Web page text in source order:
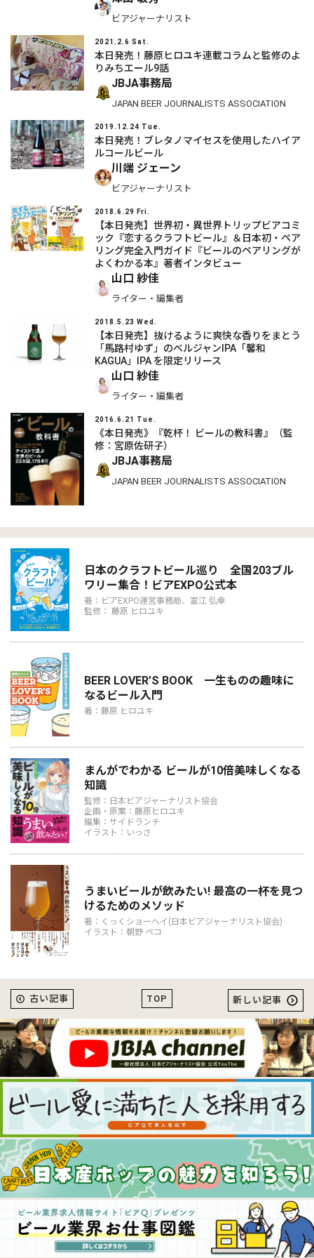
ビアジャーナリスト
2021.2.6 Sat.
本日発売！藤原ヒロユキ連載コラムと監修のよ
りみちエール9話
JBJA事務局
JAPAN BEER JOURNALISTS ASSOCIATION
2019.12.24 Tue.
本日発売！ブレタノマイセスを使用したハイア
ルコールビール
川端 ジェーン
ビアジャーナリスト
2018.6.29 Fri.
【本日発売】世界初・異世界トリップビアコミ
ック『恋するクラフトビール』＆日本初・ペア
リング完全入門ガイド『ビールのペアリングが
よくわかる本』著者インタビュー
山口 紗佳
ライター・編集者
2018.5.23 Wed.
【本日発売】抜けるように爽快な香りをまとう
「馬路村ゆず」のベルジャンIPA「馨和
KAGUA」IPA を限定リリース
山口 紗佳
ライター・編集者
2016.6.21 Tue.
《本日発売》『乾杯！ ビールの教科書』（監
修：宮原佐研子）
JBJA事務局
JAPAN BEER JOURNALISTS ASSOCIATION
日本のクラフトビール巡り 全国203ブル
ワリー集合！ビアEXPO公式本
著：ビアEXPO運営事務局、富江 弘幸
監修： 藤原 ヒロユキ
BEER LOVER’S BOOK 一生ものの趣味に
なるビール入門
著：藤原 ヒロユキ
まんがでわかる ビールが10倍美味しくなる
知識
監修：日本ビアジャーナリスト協会
企画・原案：藤原ヒロユキ
編集：サイドランチ
イラスト：いっさ
うまいビールが飲みたい! 最高の一杯を見つ
けるためのメソッド
著：くっくショーヘイ(日本ビアジャーナリスト協会)
イラスト：朝野 ペコ
TOP
古い記事 新しい記事